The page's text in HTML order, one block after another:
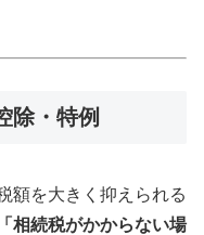
除・特例
額を大きく抑えられる
相続税がかからない場